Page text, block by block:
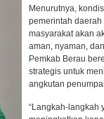
Menurutnya,
pemerintah
masyarakat akan
aman, nyaman,
Pemkab Berau
strategis untuk
angkutan
“Langkah-langkah